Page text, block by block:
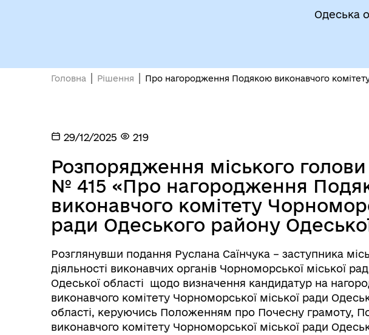
Місцеві податки та збори
Одеська
Головна Рішення Про нагородження Подякою виконавчого
29/12/2025 219
Розпорядження міського голови
№ 415 «Про нагородження
виконавчого комітету
ради Одеського району
Розглянувши подання Руслана Саїнчука – заступника
діяльності виконавчих органів Чорноморської міської
Одеської області щодо визначення кандидатур на
виконавчого комітету Чорноморської міської ради
області, керуючись Положенням про Почесну грамоту,
виконавчого комітету Чорноморської міської ради